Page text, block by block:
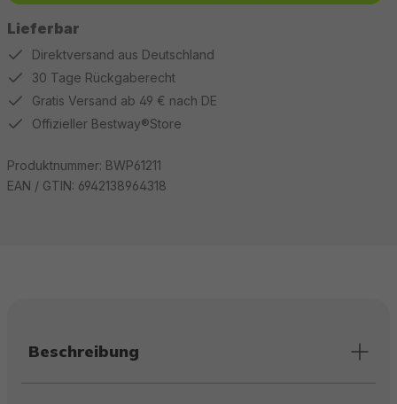
Lieferbar
Direktversand aus Deutschland
30 Tage Rückgaberecht
Gratis Versand ab 49 € nach DE
Offizieller Bestway®Store
Produktnummer: BWP61211
EAN / GTIN: 6942138964318
Beschreibung